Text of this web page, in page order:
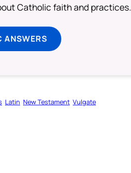
Catholic faith and practices.
ANSWERS
Latin New Testament Vulgate